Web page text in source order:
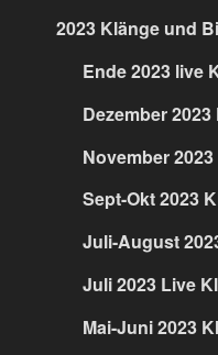
2023 Klänge und
Ende 2023 live
Dezember
November
Sept-Okt 2023
Juli-August
Juli 2023 Live
Mai-Juni 2023